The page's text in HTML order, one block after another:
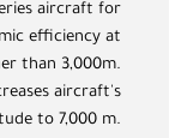
aircraft for
efficiency at
than 3,000m.
aircraft's
to 7,000 m.